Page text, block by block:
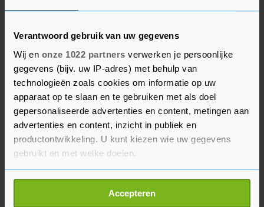
Verantwoord gebruik van uw gegevens
Wij en onze 1022 partners verwerken je persoonlijke
gegevens (bijv. uw IP-adres) met behulp van
technologieën zoals cookies om informatie op uw
apparaat op te slaan en te gebruiken met als doel
gepersonaliseerde advertenties en content, metingen aan
advertenties en content, inzicht in publiek en
productontwikkeling. U kunt kiezen wie uw gegevens
gebruikt en met welke doelen.
Als u het toestaat, willen we ook graag:
Informatie verzamelen over uw geografische
Accepteren